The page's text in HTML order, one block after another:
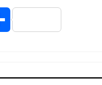
Compartilhar